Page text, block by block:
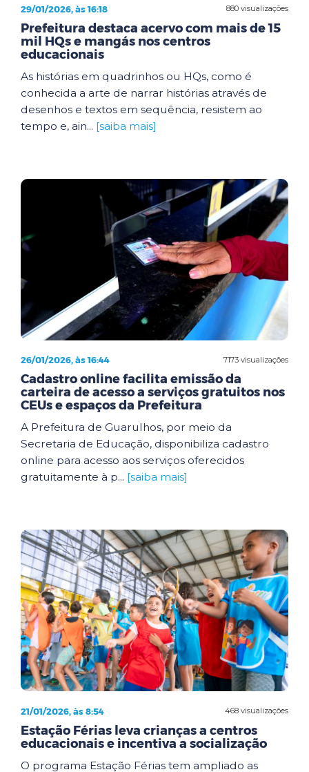
880 visualizações
29/01/2026, às 16:18
Prefeitura destaca acervo com mais de 15
mil HQs e mangás nos centros
educacionais
As histórias em quadrinhos ou HQs, como é
conhecida a arte de narrar histórias através de
desenhos e textos em sequência, resistem ao
tempo e, ain... [saiba mais]
7173 visualizações
26/01/2026, às 16:44
Cadastro online facilita emissão da
carteira de acesso a serviços gratuitos nos
CEUs e espaços da Prefeitura
A Prefeitura de Guarulhos, por meio da
Secretaria de Educação, disponibiliza cadastro
online para acesso aos serviços oferecidos
gratuitamente à p... [saiba mais]
468 visualizações
21/01/2026, às 8:54
Estação Férias leva crianças a centros
educacionais e incentiva a socialização
O programa Estação Férias tem ampliado as